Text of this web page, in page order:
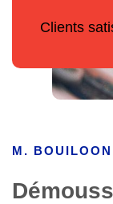
Clients
M. BOUILOON